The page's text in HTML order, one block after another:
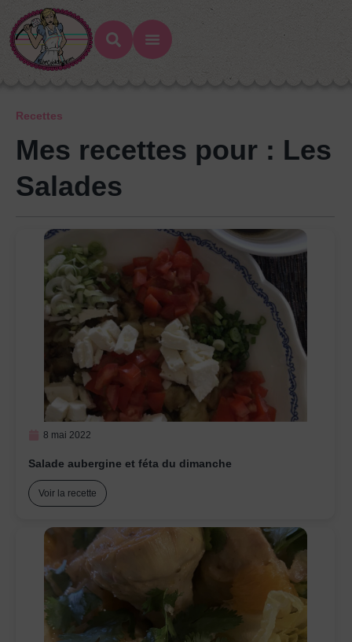
Recettes
Mes recettes pour : Les
Salades
8 mai 2022
Salade aubergine et féta du dimanche
Voir la recette